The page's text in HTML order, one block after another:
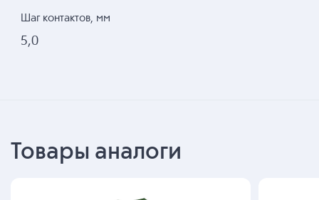
Шаг контактов, мм
5,0
Товары аналоги